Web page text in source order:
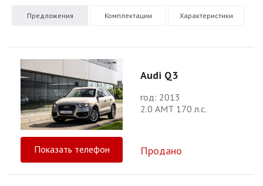
Предложения Комплектации Характеристики
Audi Q3
год: 2013
2.0 АМТ 170 л.с.
Показать телефон Продано